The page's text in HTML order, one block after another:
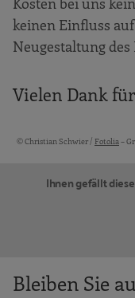
keinen Einfluss
Neugestaltung
Vielen Dank
Bildquellen und
© Christian Schwier / Fotolia–
Ihnen gefällt
Bleiben Sie